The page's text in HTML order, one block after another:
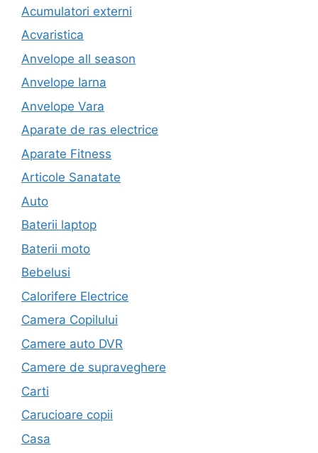
Acumulatori externi
Acvaristica
Anvelope all season
Anvelope Iarna
Anvelope Vara
Aparate de ras electrice
Aparate Fitness
Articole Sanatate
Auto
Baterii laptop
Baterii moto
Bebelusi
Calorifere Electrice
Camera Copilului
Camere auto DVR
Camere de supraveghere
Carti
Carucioare copii
Casa